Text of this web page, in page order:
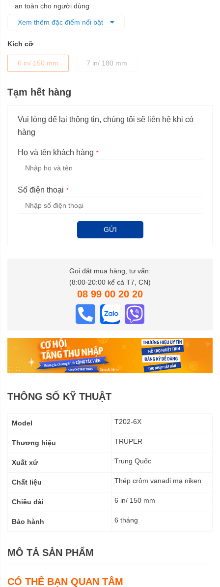
an toàn cho người dùng
Kích thước 6 in, chuyên dùng để cắt hoặc xoắn dây điện và cáp
Xem thêm đặc điểm nổi bật
Kích cỡ
6 in/ 150 mm 7 in/ 180 mm
Tạm hết hàng
Vui lòng để lại thông tin, chúng tôi sẽ liên hệ khi có
hàng
Họ và tên khách hàng
Số điện thoại
GỬI
Gọi đặt mua hàng, tư vấn:
(8:00-20:00 kể cả T7, CN)
08 99 00 20 20
THÔNG SỐ KỸ THUẬT
kỹ
Model T202-6X
Thương hiệu TRUPER
Xuất xứ Trung Quốc
Chất liệu Thép crôm vanadi mạ niken
Chiều dài 6 in/ 150 mm
Bảo hành 6 tháng
MÔ TẢ SẢN PHẨM
CÓ THỂ BẠN QUAN TÂM